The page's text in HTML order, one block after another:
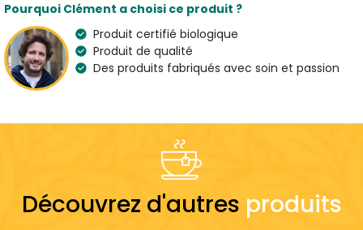
Type
Maté
Arômes
Hibiscus
Origine
Burkina Faso & Brésil
Mate bio & Hibiscus bio
Pourquoi Clément a choisi ce produit ?
Produit certifié biologique
Produit de qualité
Des produits fabriqués avec soin et passion
Découvrez d'autres produits